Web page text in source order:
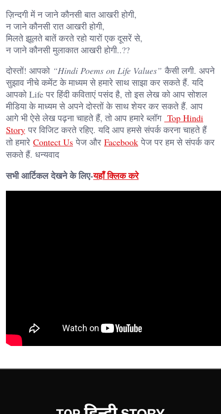
ज़िन्दगी में न जाने कौनसी बात आखरी होगी,
न जाने कौनसी रात आखरी होगी,
मिलते झूलते बातें करते रहो यारों एक दूसरें से,
न जाने कौनसी मुलाकात आखरी होगी..??
दोस्तों! आपको “Hindi Poems on Life Values”कैसी लगी. अपने
सुझाव नीचे कमेंट के माध्यम से हमारे साथ साझा कर सकते हैं. यदि
आपको Life पर हिंदी कविताएं पसंद है, तो इस लेख को आप सोशल
मीडिया के माध्यम से अपने दोस्तों के साथ शेयर कर सकते हैं. आप
आगे भी ऐसे लेख पढ़ना चाहते हैं, तो आप हमारे ब्लॉग Top Hindi
Story पर विजिट करते रहिए. यदि आप हमसे संपर्क करना चाहते हैं
तो हमारे Contect Us पेज और Facebook पेज पर हम से संपर्क कर
सकते हैं. धन्यवाद
सभी आर्टिकल देखने के लिए-यहाँ क्लिक करे